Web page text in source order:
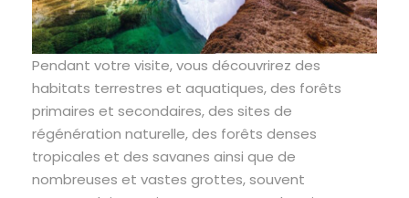
Pendant votre visite, vous découvrirez des
habitats terrestres et aquatiques, des forêts
primaires et secondaires, des sites de
régénération naturelle, des forêts denses
tropicales et des savanes ainsi que de
nombreuses et vastes grottes, souvent